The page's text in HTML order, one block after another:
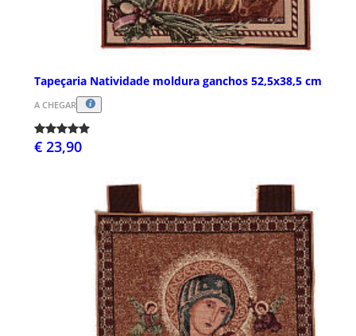
Tapeçaria Natividade moldura ganchos 52,5x38,5 cm
A CHEGAR
€ 23,90